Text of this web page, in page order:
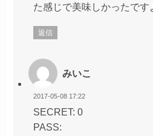
た感じで美味しかったです
返信
みいこ
2017-05-08 17:22
SECRET: 0
PASS: